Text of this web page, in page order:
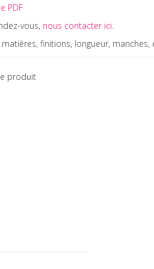
PDF
vous, nous contacter ici.
finitions, longueur, manches,
produit